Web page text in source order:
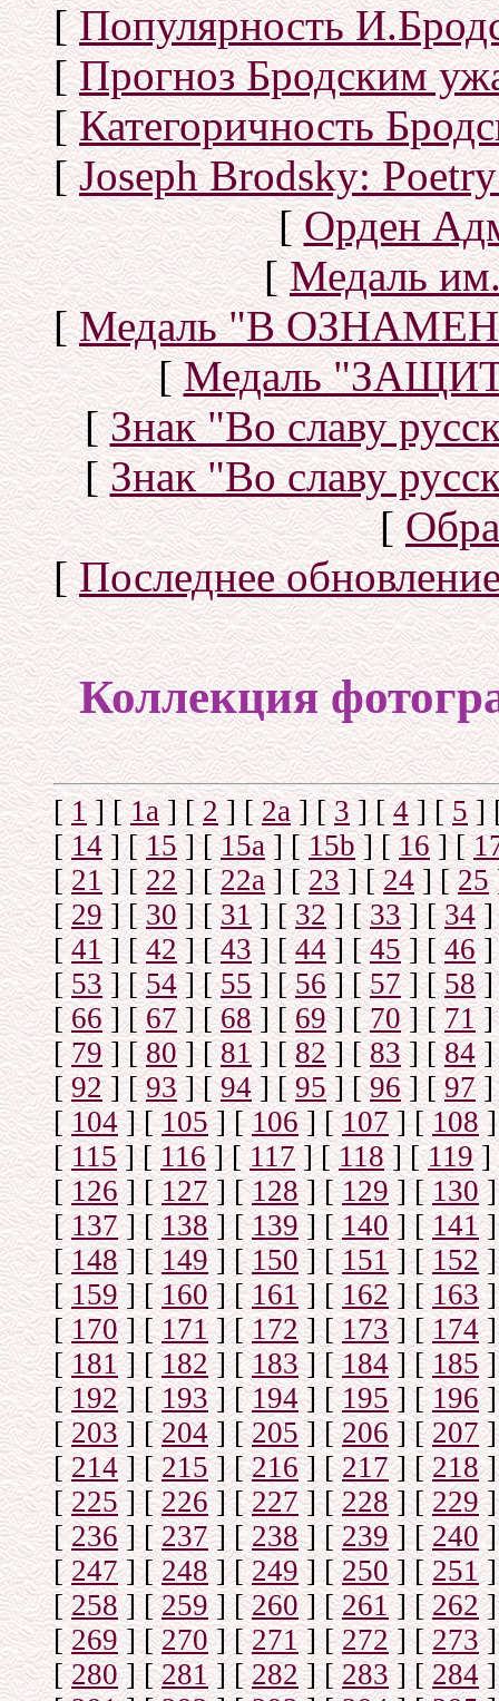
[Популярность
[Прогноз Бродским
[Категоричность
[Joseph Brodsky:
[Орден
[Медаль
[Медаль "В
[Медаль
[Знак "Во славу
[Знак "Во славу
[
[Последнее
Коллекция
[1] [1а] [2] [2а] [3] [4] [5]
[14] [15] [15a] [15b] [16] [
[21] [22] [22a] [23] [24] [25
[29] [30] [31] [32] [33] [34]
[41] [42 ] [43] [44] [45] [46]
[53] [54] [55] [56] [57] [58]
[66] [67] [68] [69] [70] [71]
[79] [80] [81] [82] [83] [84]
[92] [93] [94] [95] [96] [97]
[104] [105] [106] [107] [108]
[115] [116] [117] [118] [119]
[126] [127] [128] [129] [ 130]
[137] [138] [139] [140] [141]
[148] [149] [150] [151] [152]
[159] [160] [161] [162] [163]
[170] [171] [172] [173] [174]
[181] [182] [183] [184] [ 185]
[192] [193] [194] [195] [196]
[203] [204] [205] [206] [207]
[214] [215] [216] [217] [218]
[225] [226] [227] [228] [229]
[236] [237] [238] [239] [240]
[247] [248] [249] [250] [251]
[258] [259] [260] [261] [262]
[269] [270] [271] [272] [273]
[280] [281] [282] [283] [284]